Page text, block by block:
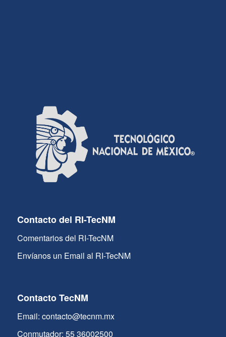
Contacto del RI-TecNM
Comentarios del RI-TecNM
Envíanos un Email al RI-TecNM
Contacto TecNM
Email: contacto@tecnm.mx
Conmutador: 55 36002500